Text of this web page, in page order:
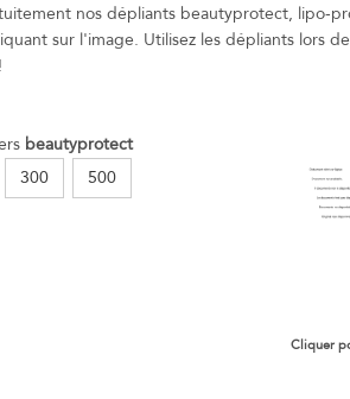
nos dépliants beautyprotect, lipo-
sur l'image. Utilisez les dépliants lors
beautyprotect
300 500
Cliquer